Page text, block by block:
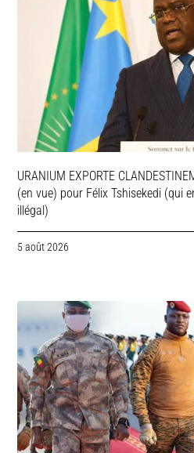
URANIUM EXPORTE
(en vue) pour Félix Tshisekedi (qui
illégal)
5 août 2026